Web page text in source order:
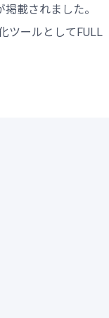
載されました。
ツールとしてFULL